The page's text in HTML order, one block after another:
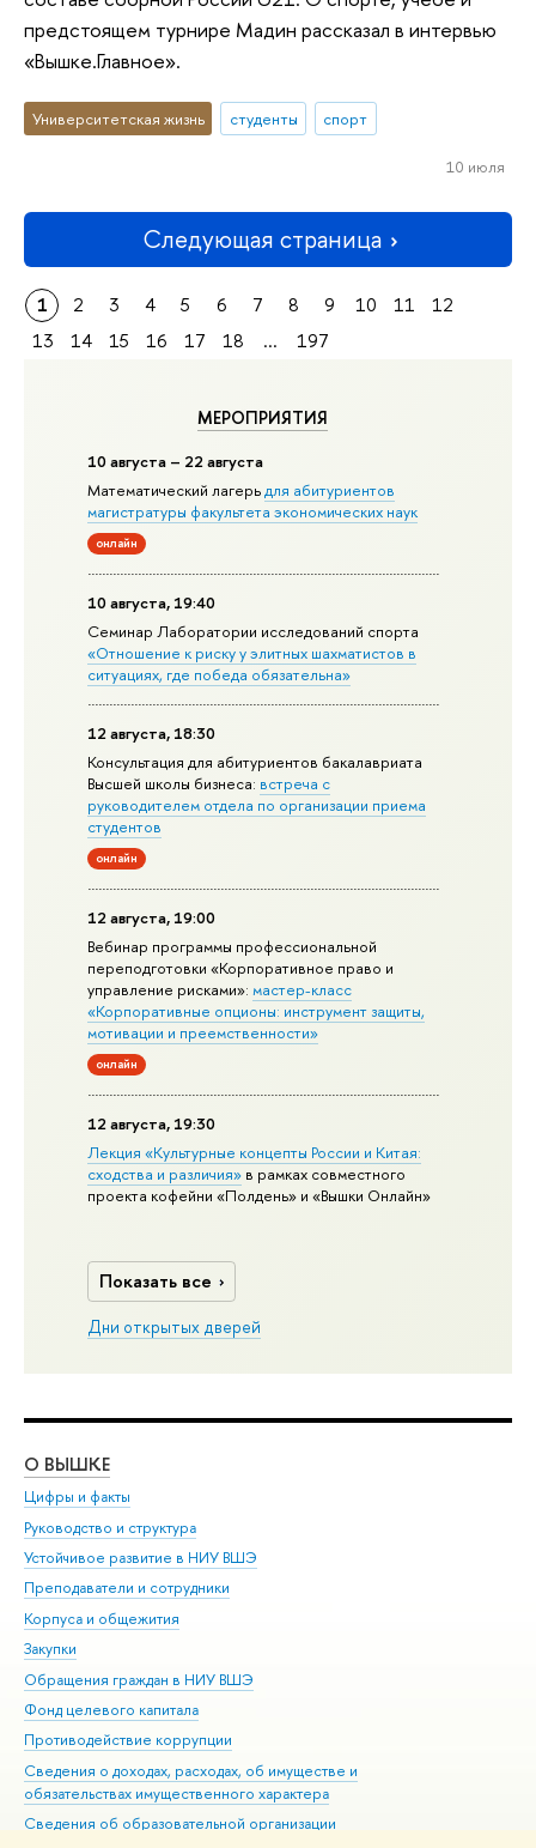
МЕРОПРИЯТИЯ
10 августа – 22 августа
Математический лагерь для абитуриентов
магистратуры факультета экономических наук
онлайн
10 августа, 19:40
Семинар Лаборатории исследований спорта
«Отношение к риску у элитных шахматистов в
ситуациях, где победа обязательна»
12 августа, 18:30
Консультация для абитуриентов бакалавриата
Высшей школы бизнеса: встреча с
руководителем отдела по организации приема
студентов
онлайн
12 августа, 19:00
Вебинар программы профессиональной
переподготовки «Корпоративное право и
управление рисками»:мастер-класс
«Корпоративные опционы: инструмент защиты,
мотивации и преемственности»
онлайн
12 августа, 19:30
Лекция «Культурные концепты России и Китая:
сходства и различия» в рамках совместного
проекта кофейни «Полдень» и «Вышки Онлайн»
Показать все
Дни открытых дверей
предстоящем турнире Мадин рассказал в интервью
«Вышке.Главное».
Университетская жизнь студенты спорт
10 июля
Следующая страница
1 2 3 4 5 6 7 8 9 10 11
12
13
14 15 16 17 18 ... 197
О ВЫШКЕ
Цифры и факты
Руководство и структура
Устойчивое развитие в НИУ ВШЭ
Преподаватели и сотрудники
Корпуса и общежития
Закупки
Обращения граждан в НИУ ВШЭ
Фонд целевого капитала
Противодействие коррупции
Сведения о доходах, расходах, об имуществе и
обязательствах имущественного характера
Сведения об образовательной организации